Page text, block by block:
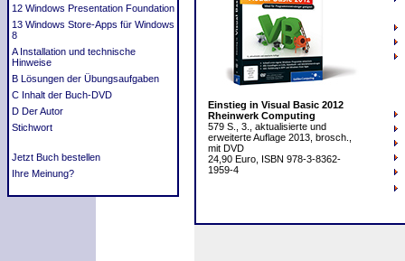
12 Windows Presentation Foundation
13 Windows Store-Apps für Windows
8
A Installation und technische
Hinweise
B Lösungen der Übungsaufgaben
C Inhalt der Buch-DVD
D Der Autor
Stichwort
Jetzt Buch bestellen
Ihre Meinung?
Einstieg in Visual Basic 2012
Rheinwerk Computing
579 S., 3., aktualisierte und
erweiterte Auflage 2013, brosch.,
mit DVD
24,90 Euro, ISBN 978-3-8362-
1959-4